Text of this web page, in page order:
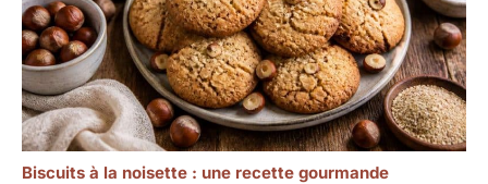
Biscuits à la noisette : une recette gourmande